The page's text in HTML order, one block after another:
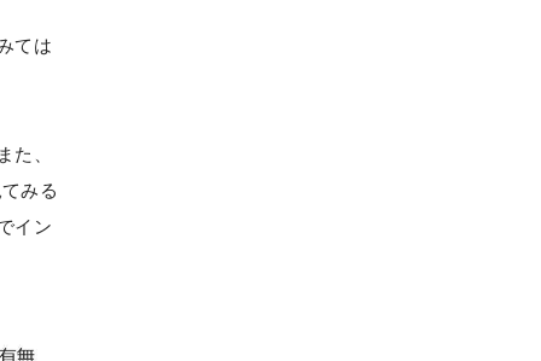
ては
、
みる
イン